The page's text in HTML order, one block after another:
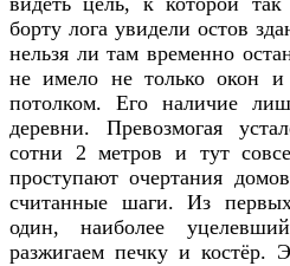
борту лога увидели остов
нельзя ли там временно
не имело не только окон
потолком. Его наличие
деревни. Превозмогая
сотни 2 метров и тут
проступают очертания
считанные шаги. Из
один, наиболее
разжигаем печку и костёр.